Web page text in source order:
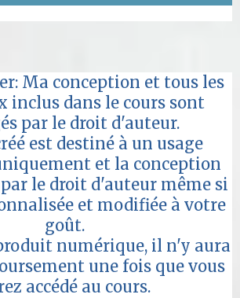
Ma conception et tous les
inclus dans le cours sont
par le droit d'auteur.
est destiné à un usage
et la conception
le droit d'auteur même si
et modifiée à votre
goût.
numérique, il n'y aura
une fois que vous
accédé au cours.